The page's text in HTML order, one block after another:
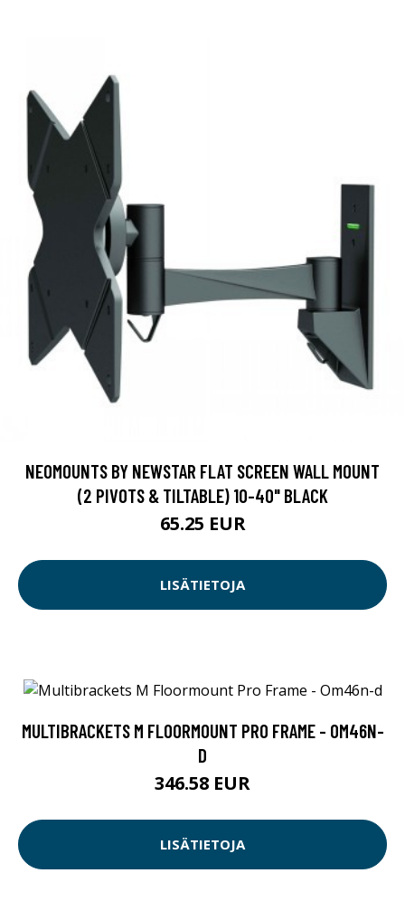
NEOMOUNTS BY NEWSTAR FLAT SCREEN WALL MOUNT
(2 PIVOTS & TILTABLE) 10-40" BLACK
65.25 EUR
LISÄTIETOJA
MULTIBRACKETS M FLOORMOUNT PRO FRAME - OM46N-
D
346.58 EUR
LISÄTIETOJA